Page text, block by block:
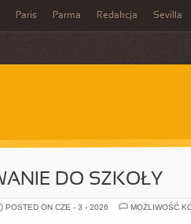
Paris Parma Redakcja Sevilla
DO SZKOŁY
POSTED ON CZE - 3 - 2026
MOŻLIWOŚĆ